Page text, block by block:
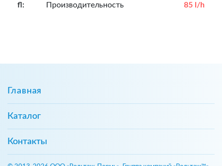
fl: Производительность 85 l/h
Главная
Каталог
Контакты